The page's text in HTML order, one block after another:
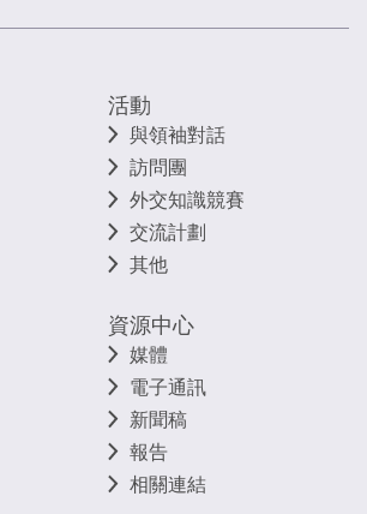
活動
與領袖對話
訪問團
外交知識競賽
交流計劃
其他
資源中心
媒體
電子通訊
新聞稿
報告
相關連結